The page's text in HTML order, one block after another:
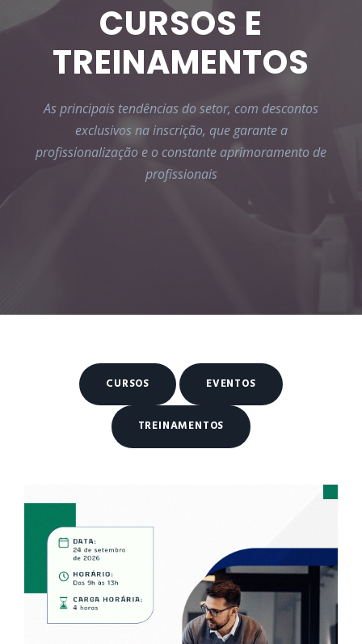
CURSOS E
TREINAMENTOS
As principais tendências do setor, com descontos
exclusivos na inscrição, que garante a
profissionalização e o constante aprimoramento de
profissionais
CURSOS EVENTOS
TREINAMENTOS